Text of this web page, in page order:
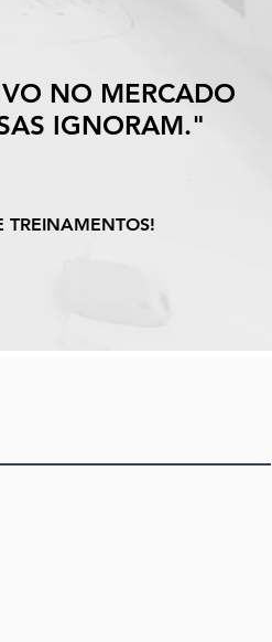
NO MERCADO
IGNORAM."
TREINAMENTOS!